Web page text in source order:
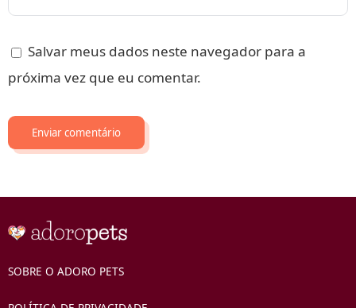
Salvar meus dados neste navegador para a
próxima vez que eu comentar.
SOBRE O ADORO PETS